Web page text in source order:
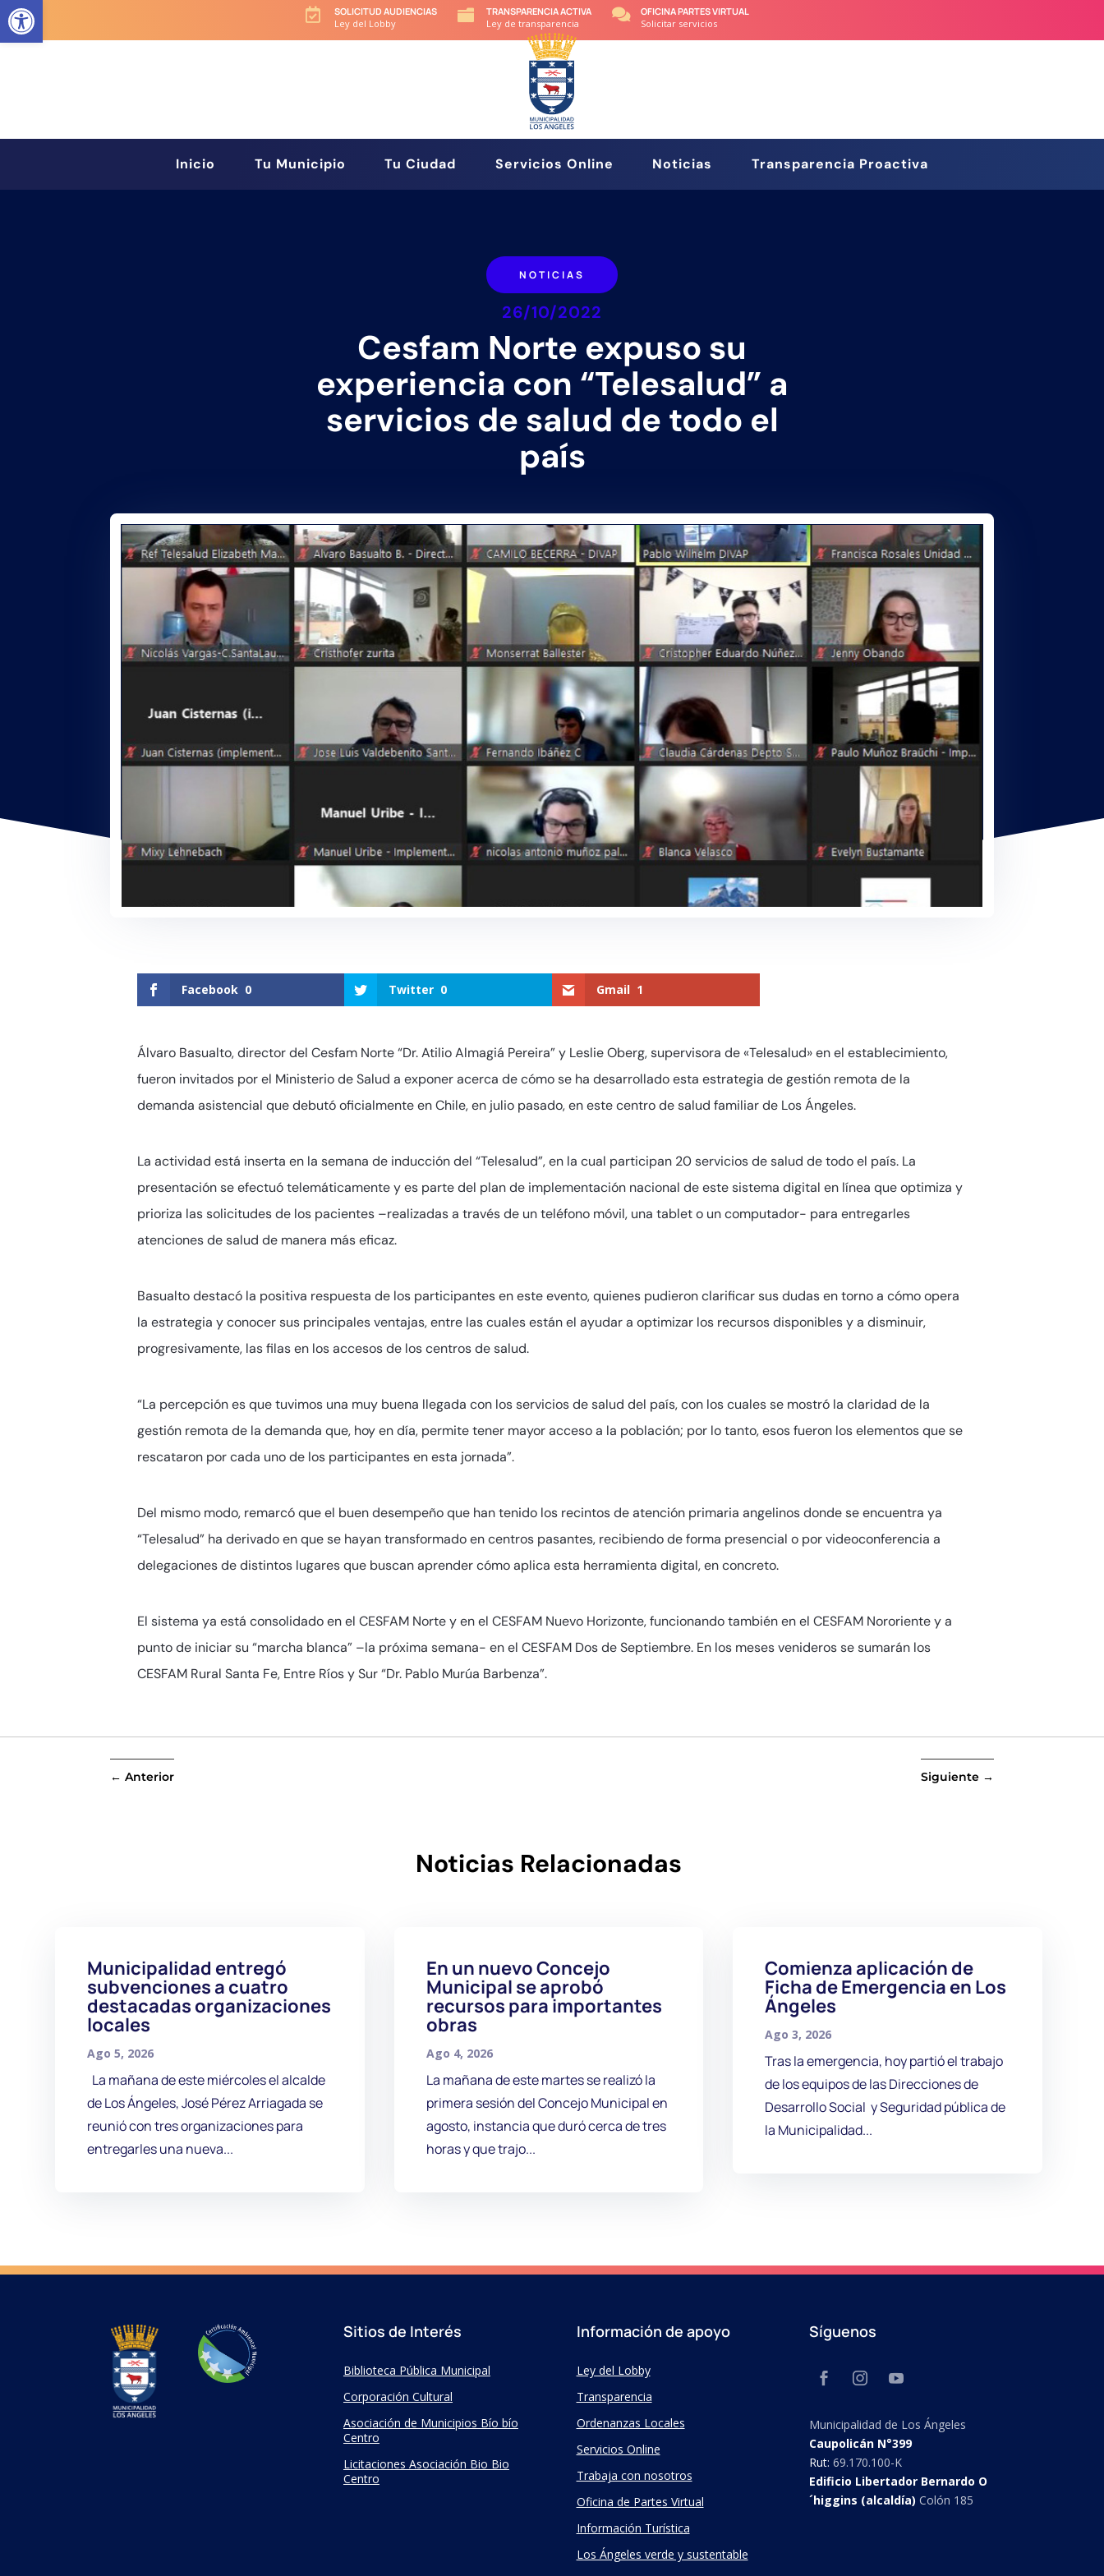

SOLICITUD AUDIENCIAS
Ley del Lobby

TRANSPARENCIA ACTIVA
Ley de transparencia

OFICINA PARTES VIRTUAL
Solicitar servicios
Inicio Tu Municipio Tu Ciudad Servicios Online Noticias Transparencia Proactiva
NOTICIAS
26/10/2022
Cesfam Norte expuso su
experiencia con “Telesalud” a
servicios de salud de todo el
país
Facebook 0 Twitter 0 Gmail 1
Álvaro Basualto, director del Cesfam Norte “Dr. Atilio Almagiá Pereira” y Leslie Oberg, supervisora de «Telesalud» en el establecimiento,
fueron invitados por el Ministerio de Salud a exponer acerca de cómo se ha desarrollado esta estrategia de gestión remota de la
demanda asistencial que debutó oficialmente en Chile, en julio pasado, en este centro de salud familiar de Los Ángeles.
La actividad está inserta en la semana de inducción del “Telesalud”, en la cual participan 20 servicios de salud de todo el país. La
presentación se efectuó telemáticamente y es parte del plan de implementación nacional de este sistema digital en línea que optimiza y
prioriza las solicitudes de los pacientes –realizadas a través de un teléfono móvil, una tablet o un computador- para entregarles
atenciones de salud de manera más eficaz.
Basualto destacó la positiva respuesta de los participantes en este evento, quienes pudieron clarificar sus dudas en torno a cómo opera
la estrategia y conocer sus principales ventajas, entre las cuales están el ayudar a optimizar los recursos disponibles y a disminuir,
progresivamente, las filas en los accesos de los centros de salud.
“La percepción es que tuvimos una muy buena llegada con los servicios de salud del país, con los cuales se mostró la claridad de la
gestión remota de la demanda que, hoy en día, permite tener mayor acceso a la población; por lo tanto, esos fueron los elementos que se
rescataron por cada uno de los participantes en esta jornada”.
Del mismo modo, remarcó que el buen desempeño que han tenido los recintos de atención primaria angelinos donde se encuentra ya
“Telesalud” ha derivado en que se hayan transformado en centros pasantes, recibiendo de forma presencial o por videoconferencia a
delegaciones de distintos lugares que buscan aprender cómo aplica esta herramienta digital, en concreto.
El sistema ya está consolidado en el CESFAM Norte y en el CESFAM Nuevo Horizonte, funcionando también en el CESFAM Nororiente y a
punto de iniciar su “marcha blanca” –la próxima semana- en el CESFAM Dos de Septiembre. En los meses venideros se sumarán los
CESFAM Rural Santa Fe, Entre Ríos y Sur “Dr. Pablo Murúa Barbenza”.
←Anterior Siguiente→
Noticias Relacionadas
Municipalidad entregó
subvenciones a cuatro
destacadas organizaciones
locales
Ago 5, 2026
La mañana de este miércoles el alcalde
de Los Ángeles, José Pérez Arriagada se
reunió con tres organizaciones para
entregarles una nueva...
En un nuevo Concejo
Municipal se aprobó
recursos para importantes
obras
Ago 4, 2026
La mañana de este martes se realizó la
primera sesión del Concejo Municipal en
agosto, instancia que duró cerca de tres
horas y que trajo...
Comienza aplicación de
Ficha de Emergencia en Los
Ángeles
Ago 3, 2026
Tras la emergencia, hoy partió el trabajo
de los equipos de las Direcciones de
Desarrollo Social y Seguridad pública de
la Municipalidad...
Sitios de Interés
Biblioteca Pública Municipal
Corporación Cultural
Asociación de Municipios Bío bío
Centro
Licitaciones Asociación Bio Bio
Centro
Información de apoyo
Ley del Lobby
Transparencia
Ordenanzas Locales
Servicios Online
Trabaja con nosotros
Oficina de Partes Virtual
Información Turística
Los Ángeles verde y sustentable
Síguenos
Municipalidad de Los Ángeles
Caupolicán N°399
Rut:69.170.100-K
Edificio Libertador Bernardo O
´higgins (alcaldía)Colón 185